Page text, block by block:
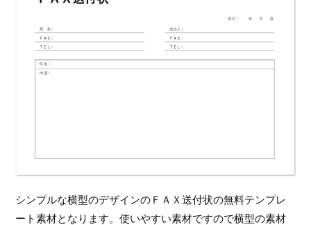
シンプルな横型のデザインのＦＡＸ送付状の無料テンプレ
ート素材となります。使いやすい素材ですので横型の素材